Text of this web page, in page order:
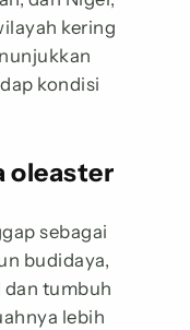
kering
kondisi
oleaster
sebagai
budidaya,
dan tumbuh
lebih